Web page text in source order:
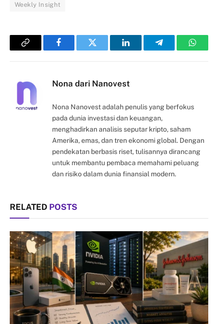
Weekly Insight
Copy
FacebookTwitter LinkedInTelegram
Nona dari Nanovest
Nona Nanovest adalah penulis yang berfokus
pada dunia investasi dan keuangan,
menghadirkan analisis seputar kripto, saham
Amerika, emas, dan tren ekonomi global. Dengan
pendekatan berbasis riset, tulisannya dirancang
untuk membantu pembaca memahami peluang
dan risiko dalam dunia finansial modern.
RELATED POSTS